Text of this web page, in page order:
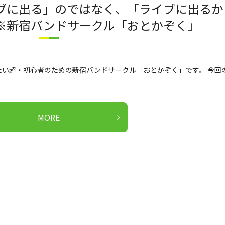
出る」のではなく、「ライブに出るか
宿バンドサークル「おとかぞく」
超・初心者のための新宿バンドサークル「おとかぞく」です。 今回
MORE